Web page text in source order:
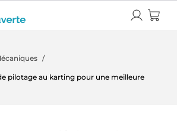
pilotage au karting pour une meilleure